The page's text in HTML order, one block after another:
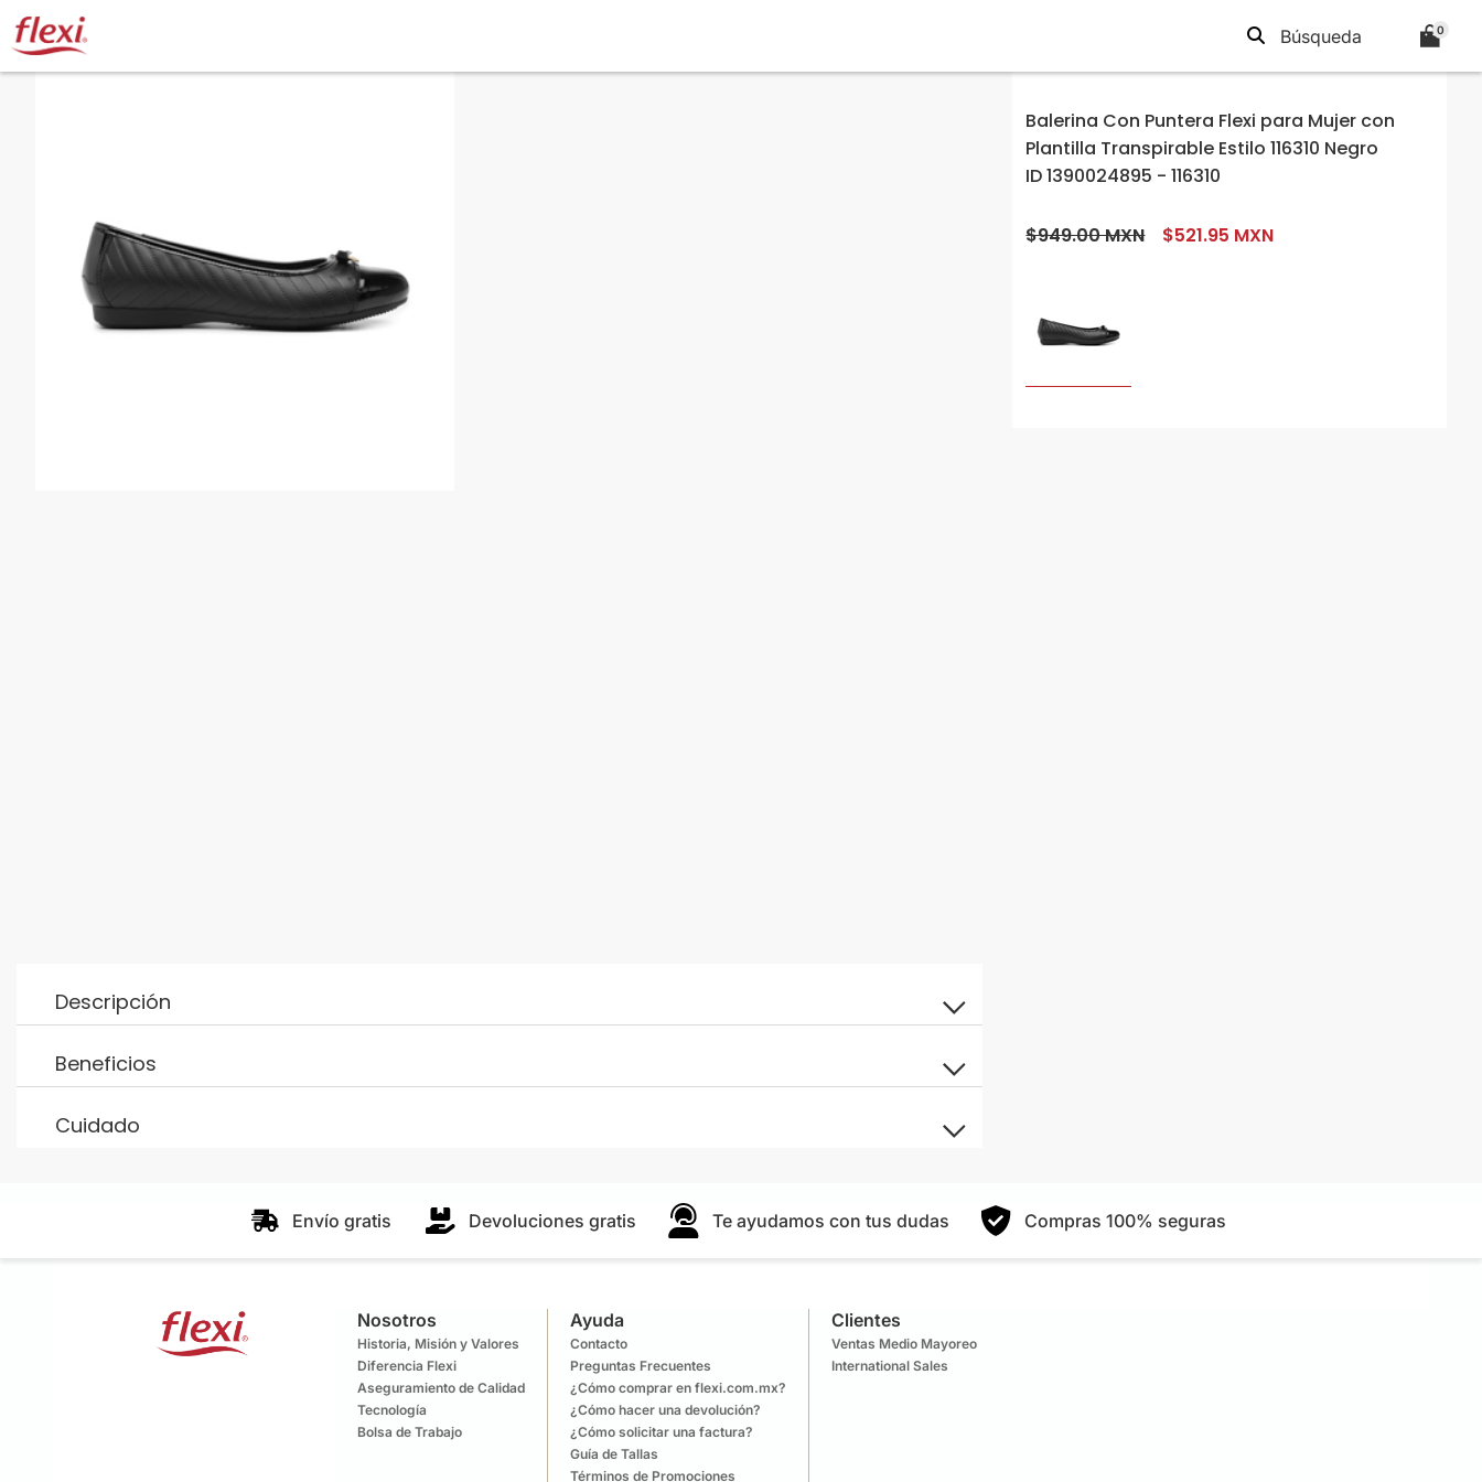
0
Balerina Con Puntera Flexi para Mujer con
Plantilla Transpirable Estilo 116310 Negro
ID 1390024895 - 116310
$949.00 MXN $521.95 MXN
Descripción
Beneficios
Cuidado
Envío gratis Devoluciones gratis Te ayudamos con tus dudas Compras 100% seguras
Nosotros
Historia, Misión y Valores
Diferencia Flexi
Aseguramiento de Calidad
Tecnología
Bolsa de Trabajo
Ayuda
Contacto
Preguntas Frecuentes
¿Cómo comprar en flexi.com.mx?
¿Cómo hacer una devolución?
¿Cómo solicitar una factura?
Guía de Tallas
Términos de Promociones
Clientes
Ventas Medio Mayoreo
International Sales